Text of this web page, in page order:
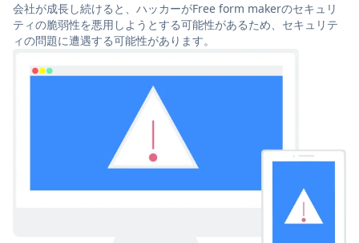
会社が成長し続けると、ハッカーがFree form makerのセキュリ
ティの脆弱性を悪用しようとする可能性があるため、セキュリテ
ィの問題に遭遇する可能性があります。